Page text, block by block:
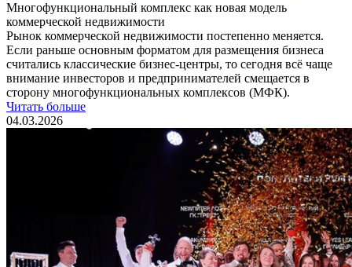
Многофункциональный комплекс как новая модель
коммерческой недвижимости
Рынок коммерческой недвижимости постепенно меняется.
Если раньше основным форматом для размещения бизнеса
считались классические бизнес-центры, то сегодня всё чаще
внимание инвесторов и предпринимателей смещается в
сторону многофункциональных комплексов (МФК).
Читать больше
04.03.2026